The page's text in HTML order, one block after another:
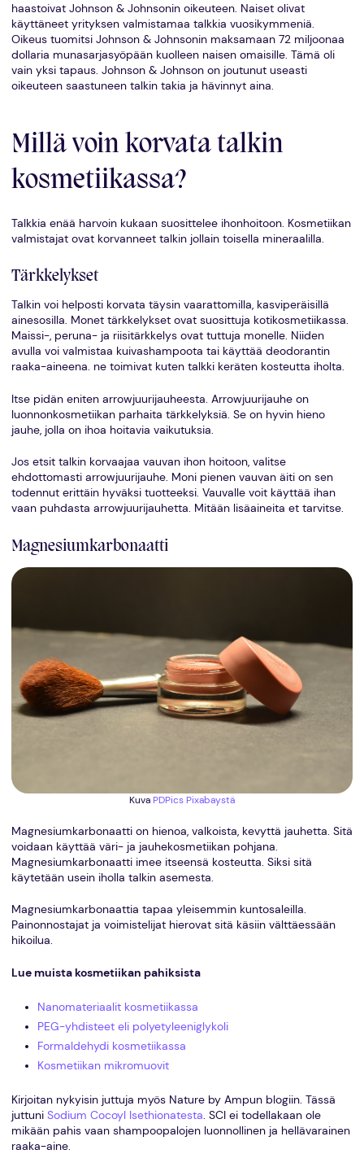
haastoivat Johnson & Johnsonin oikeuteen. Naiset olivat
käyttäneet yrityksen valmistamaa talkkia vuosikymmeniä.
Oikeus tuomitsi Johnson & Johnsonin maksamaan 72 miljoonaa
dollaria munasarjasyöpään kuolleen naisen omaisille. Tämä oli
vain yksi tapaus. Johnson & Johnson on joutunut useasti
oikeuteen saastuneen talkin takia ja hävinnyt aina.
Millä voin korvata talkin
kosmetiikassa?
Talkkia enää harvoin kukaan suosittelee ihonhoitoon. Kosmetiikan
valmistajat ovat korvanneet talkin jollain toisella mineraalilla.
Tärkkelykset
Talkin voi helposti korvata täysin vaarattomilla, kasviperäisillä
ainesosilla. Monet tärkkelykset ovat suosittuja kotikosmetiikassa.
Maissi-, peruna- ja riisitärkkelys ovat tuttuja monelle. Niiden
avulla voi valmistaa kuivashampoota tai käyttää deodorantin
raaka-aineena. ne toimivat kuten talkki keräten kosteutta iholta.
Itse pidän eniten arrowjuurijauheesta. Arrowjuurijauhe on
luonnonkosmetiikan parhaita tärkkelyksiä. Se on hyvin hieno
jauhe, jolla on ihoa hoitavia vaikutuksia.
Jos etsit talkin korvaajaa vauvan ihon hoitoon, valitse
ehdottomasti arrowjuurijauhe. Moni pienen vauvan äiti on sen
todennut erittäin hyväksi tuotteeksi. Vauvalle voit käyttää ihan
vaan puhdasta arrowjuurijauhetta. Mitään lisäaineita et tarvitse.
Magnesiumkarbonaatti
Kuva PDPics Pixabaystä
Magnesiumkarbonaatti on hienoa, valkoista, kevyttä jauhetta. Sitä
voidaan käyttää väri- ja jauhekosmetiikan pohjana.
Magnesiumkarbonaatti imee itseensä kosteutta. Siksi sitä
käytetään usein iholla talkin asemesta.
Magnesiumkarbonaattia tapaa yleisemmin kuntosaleilla.
Painonnostajat ja voimistelijat hierovat sitä käsiin välttäessään
hikoilua.
Lue muista kosmetiikan pahiksista
Nanomateriaalit kosmetiikassa
PEG-yhdisteet eli polyetyleeniglykoli
Formaldehydi kosmetiikassa
Kosmetiikan mikromuovit
Kirjoitan nykyisin juttuja myös Nature by Ampun blogiin. Tässä
juttuni Sodium Cocoyl Isethionatesta. SCI ei todellakaan ole
mikään pahis vaan shampoopalojen luonnollinen ja hellävarainen
raaka-aine.